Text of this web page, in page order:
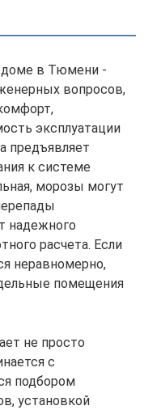
доме в Тюмени -
вопросов,
эксплуатации
предъявляет
к системе
морозы могут
надежного
расчета. Если
неравномерно,
помещения
не просто
с
подбором
установкой